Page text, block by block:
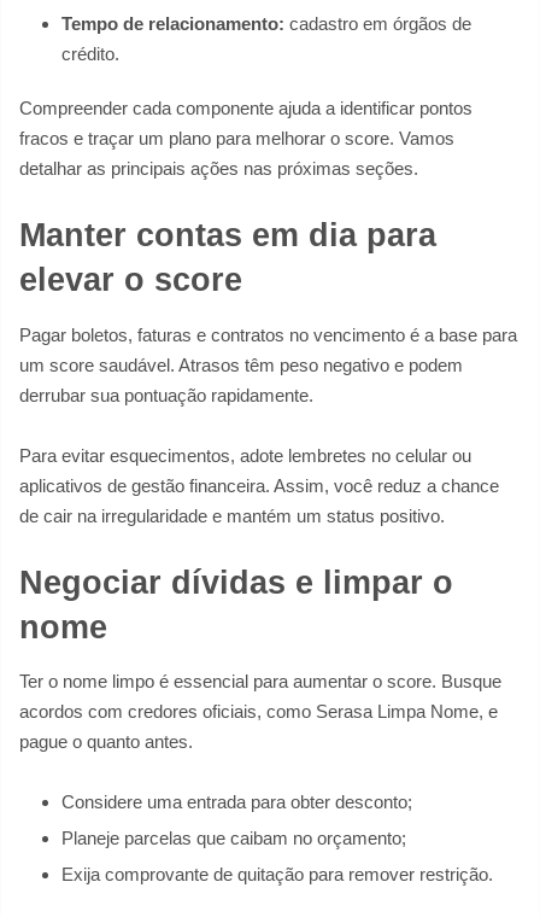
Tempo de relacionamento: cadastro em órgãos de
crédito.
Compreender cada componente ajuda a identificar pontos
fracos e traçar um plano para melhorar o score. Vamos
detalhar as principais ações nas próximas seções.
Manter contas em dia para
elevar o score
Pagar boletos, faturas e contratos no vencimento é a base para
um score saudável. Atrasos têm peso negativo e podem
derrubar sua pontuação rapidamente.
Para evitar esquecimentos, adote lembretes no celular ou
aplicativos de gestão financeira. Assim, você reduz a chance
de cair na irregularidade e mantém um status positivo.
Negociar dívidas e limpar o
nome
Ter o nome limpo é essencial para aumentar o score. Busque
acordos com credores oficiais, como Serasa Limpa Nome, e
pague o quanto antes.
Considere uma entrada para obter desconto;
Planeje parcelas que caibam no orçamento;
Exija comprovante de quitação para remover restrição.